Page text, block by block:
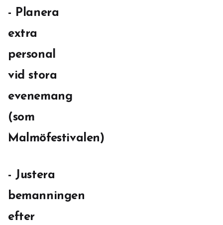
- Planera
extra
personal
vid stora
evenemang
(som
Malmöfestivalen)
- Justera
bemanningen
efter